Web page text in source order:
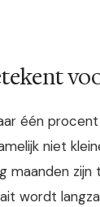
één
niet
maanden
wordt